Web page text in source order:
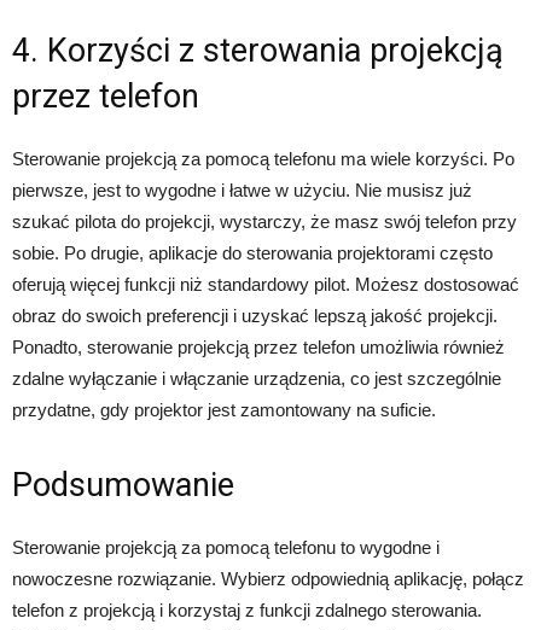
4. Korzyści z sterowania projekcją
przez telefon
Sterowanie projekcją za pomocą telefonu ma wiele korzyści. Po
pierwsze, jest to wygodne i łatwe w użyciu. Nie musisz już
szukać pilota do projekcji, wystarczy, że masz swój telefon przy
sobie. Po drugie, aplikacje do sterowania projektorami często
oferują więcej funkcji niż standardowy pilot. Możesz dostosować
obraz do swoich preferencji i uzyskać lepszą jakość projekcji.
Ponadto, sterowanie projekcją przez telefon umożliwia również
zdalne wyłączanie i włączanie urządzenia, co jest szczególnie
przydatne, gdy projektor jest zamontowany na suficie.
Podsumowanie
Sterowanie projekcją za pomocą telefonu to wygodne i
nowoczesne rozwiązanie. Wybierz odpowiednią aplikację, połącz
telefon z projekcją i korzystaj z funkcji zdalnego sterowania.